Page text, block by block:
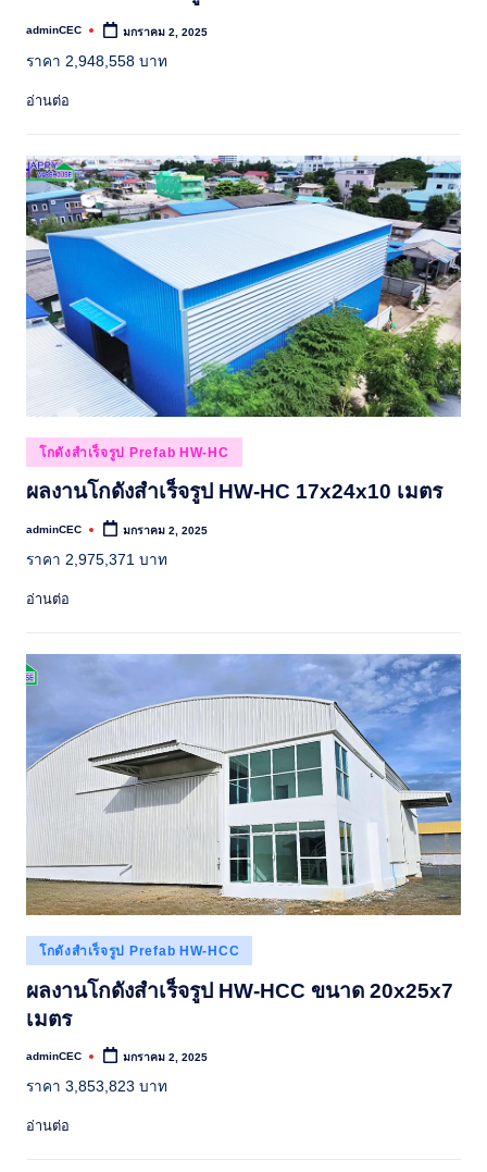
Posted
adminCEC มกราคม 2, 2025
ราคา 2,948,558 บาท
อ่านต่อ
Posted
in
โกดังสำเร็จรูป Prefab HW-HC
ผลงานโกดังสำเร็จรูป HW-HC 17x24x10 เมตร
Posted
adminCEC มกราคม 2, 2025
ราคา 2,975,371 บาท
อ่านต่อ
Posted
in
โกดังสำเร็จรูป Prefab HW-HCC
ผลงานโกดังสำเร็จรูป HW-HCC ขนาด 20x25x7
เมตร
Posted
adminCEC มกราคม 2, 2025
ราคา 3,853,823 บาท
อ่านต่อ